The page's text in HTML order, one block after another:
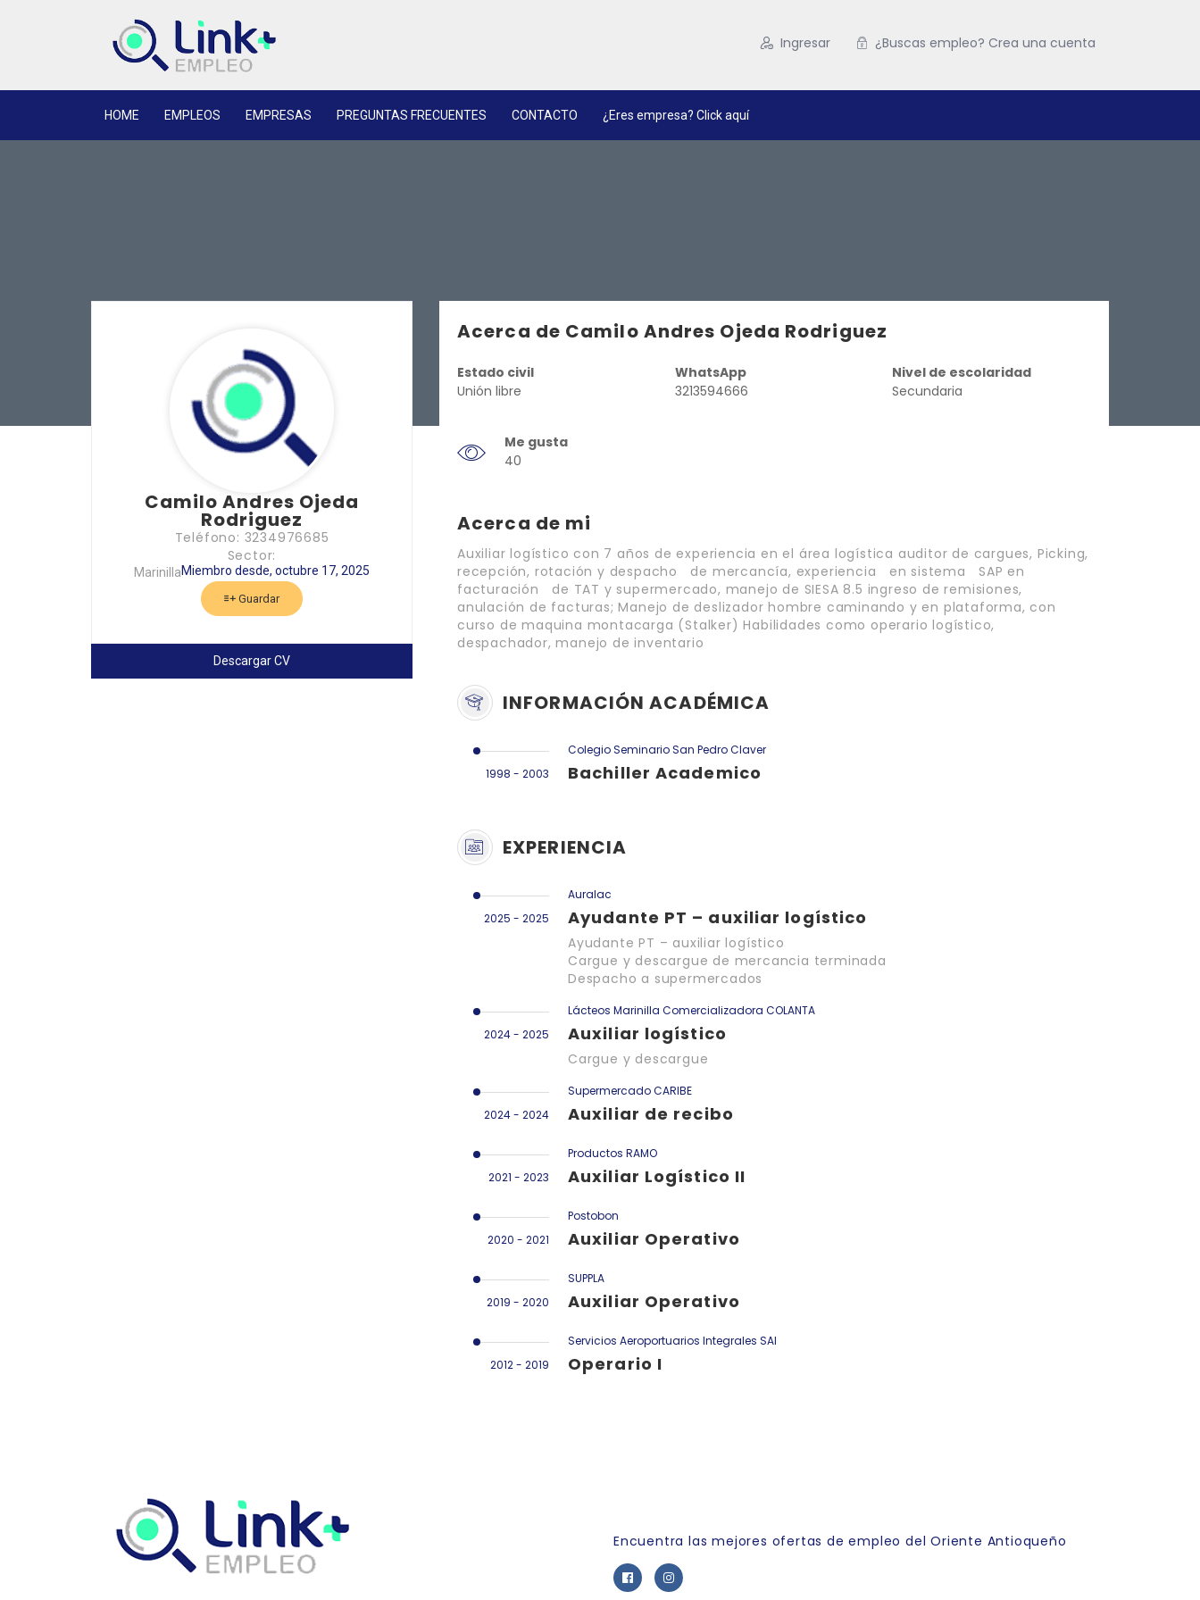
Ingresar ¿Buscas empleo? Crea una cuenta
HOME EMPLEOS EMPRESAS PREGUNTAS FRECUENTES CONTACTO ¿Eres empresa? Click aquí
Camilo Andres Ojeda
Rodriguez
Teléfono: 3234976685
Sector:
MarinillaMiembro desde, octubre 17, 2025
Guardar
Descargar CV
Acerca de Camilo Andres Ojeda Rodriguez
Estado civil
Unión libre
WhatsApp
3213594666
Nivel de escolaridad
Secundaria
Me gusta
40
Acerca de mi
Auxiliar logístico con 7 años de experiencia en el área logística auditor de cargues, Picking,
recepción, rotación y despacho de mercancía, experiencia en sistema SAP en
facturación de TAT y supermercado, manejo de SIESA 8.5 ingreso de remisiones,
anulación de facturas; Manejo de deslizador hombre caminando y en plataforma, con
curso de maquina montacarga (Stalker) Habilidades como operario logístico,
despachador, manejo de inventario
INFORMACIÓN ACADÉMICA
1998 - 2003
Colegio Seminario San Pedro Claver
Bachiller Academico
EXPERIENCIA
2025 - 2025
Auralac
Ayudante PT – auxiliar logístico
Ayudante PT – auxiliar logístico
Cargue y descargue de mercancia terminada
Despacho a supermercados
2024 - 2025
Lácteos Marinilla Comercializadora COLANTA
Auxiliar logístico
Cargue y descargue
2024 - 2024
Supermercado CARIBE
Auxiliar de recibo
2021 - 2023
Productos RAMO
Auxiliar Logístico II
2020 - 2021
Postobon
Auxiliar Operativo
2019 - 2020
SUPPLA
Auxiliar Operativo
2012 - 2019
Servicios Aeroportuarios Integrales SAI
Operario I
Encuentra las mejores ofertas de empleo del Oriente Antioqueño